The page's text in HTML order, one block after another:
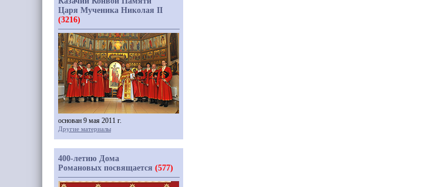
Царя Мученика Николая II
(3216)
основан 9 мая 2011 г.
Другие материалы
400-летию Дома
Романовых посвящается (577)